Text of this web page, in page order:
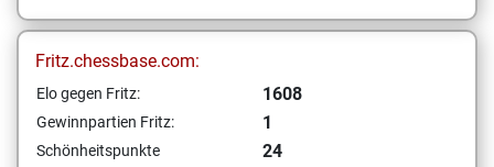
Fritz.chessbase.com:
Elo gegen Fritz: 1608
Gewinnpartien Fritz: 1
Schönheitspunkte
24